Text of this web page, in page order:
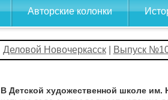
Авторские колонки
Деловой Новочеркасск| Выпуск
В Детской художественной школе им.